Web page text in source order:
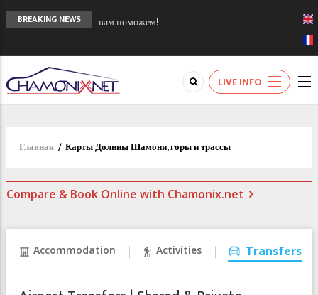
BREAKING NEWS
Сочи 2014 - 90 лет спустя олимпиады
Кол де Монте закрыт 11 января 2013
Chamonixporusski - Русское Шамони. Мы
вам поможем!
LIVE INFO
Главная / Карты Долины Шамони, горы и трассы
Compare & Book Online with Chamonix.net
Accommodation Activities Transfers